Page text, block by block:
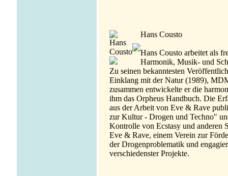
Hans Cousto
Hans Cousto arbeitet als
Harmonik, Musik- und
Zu seinen bekanntesten
Einklang mit der Natur (1989),
zusammen entwickelte er die
ihm das Orpheus Handbuch. Die
aus der Arbeit von Eve & Rave
zur Kultur - Drogen und Techno"
Kontrolle von Ecstasy und anderen
Eve & Rave, einem Verein zur
der Drogenproblematik und
verschiedenster Projekte.